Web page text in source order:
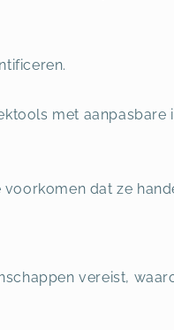
met aanpasbare
dat ze
vereist,